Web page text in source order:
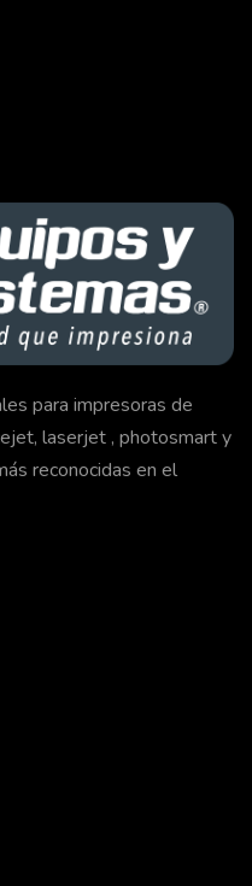
para impresoras de
laserjet , photosmart y
reconocidas en el